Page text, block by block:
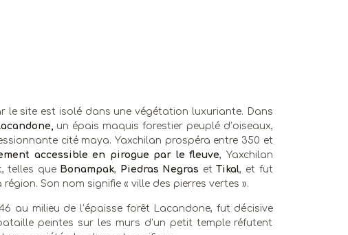
le site est isolé dans une végétation luxuriante. Dans
un épais maquis forestier peuplé d’oiseaux,
cité maya. Yaxchilan prospéra entre 350 et
accessible en pirogue par le fleuve, Yaxchilan
telles que Bonampak, Piedras Negras etTikal, et fut
Son nom signifie « ville des pierres vertes ».
au milieu de l’épaisse forêt Lacandone, fut décisive
peintes sur les murs d’un petit temple réfutent